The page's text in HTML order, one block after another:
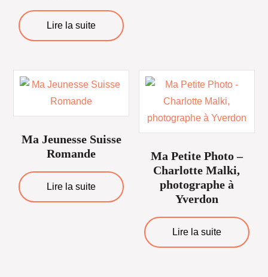
Lire la suite
Ma Jeunesse Suisse
Romande
Lire la suite
Ma Petite Photo –
Charlotte Malki,
photographe à
Yverdon
Lire la suite